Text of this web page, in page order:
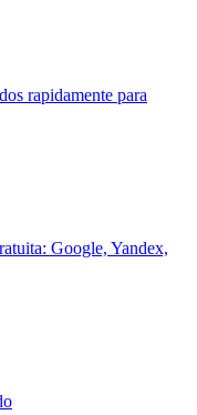
rapidamente para
Google, Yandex,